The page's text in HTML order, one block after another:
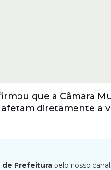
que a Câmara
diretamente a
de Prefeitura pelo nosso canal.